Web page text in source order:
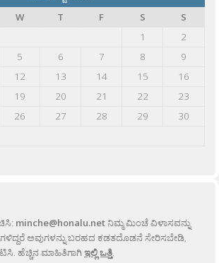
W T F S
S
1
2
5 6 7 8
9
12 13 14 15
16
19 20 21 22
23
26 27 28 29
30
minche@honalu.netನಿಮ್ಮ ಮಿಂಚೆ ವಿಳಾಸವನ್ನು
ಅವುಗಳನ್ನು ಬರಹದ ಕಡತದೊಡನೆ ಸೇರಿಸಬೇಡಿ,
ಹೆಚ್ಚಿನ ಮಾಹಿತಿಗಾಗಿಇಲ್ಲಿ ಒತ್ತಿ.